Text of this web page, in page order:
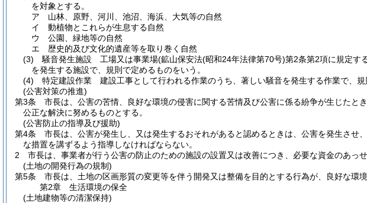
を対象とする。
ア
山林、原野、河川、池沼、海浜、大気等の自然
イ
動植物とこれらが生息する自然
ウ
公園、緑地等の自然
エ
歴史的及び文化的遺産等を取り巻く自然
(3)
騒音発生施設 工場又は事業場(鉱山保安法(昭和24年法律第70号)第2条第2項に規定す
を発生する施設で、規則で定めるものをいう。
(4)
特定建設作業 建設工事として行われる作業のうち、著しい騒音を発生する作業で、規
(公害対策の推進)
第3条
市長は、公害の苦情、良好な環境の侵害に関する苦情及び公害に係る紛争が生じたと
公正な解決に努めるものとする。
(公害防止の指導及び援助)
第4条
市長は、公害が発生し、又は発生するおそれがあると認めるときは、公害を発生させ
な措置を講ずるよう指導しなければならない。
2
市長は、事業者が行う公害の防止のための施設の設置又は改善につき、必要な資金のあっ
(土地の開発行為の規制)
第5条
市長は、土地の区画形質の変更等を伴う開発又は整備を目的とする行為が、良好な環
第2章
生活環境の保全
(土地建物等の清潔保持)